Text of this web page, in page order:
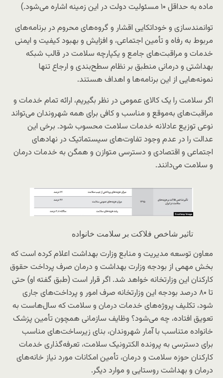
ماده به حداقل ۱۰ مسئولیت دولت در این زمینه اشاره می‌شود.)
توانمند‌سازی و خوداتکایی اقشار و گروه‌های محروم در برنامه‌های
مربوط به رفاه و تأمین اجتماعی، و افزایش و بهبود کیفیت و ایمنی
خدمات و مراقبت‌های جامع و یکپارچه سلامت در قالب شبکه‌
بهداشتی و درمانی منطبق بر نظام سطح‌بندی و ارجاع تنها
نمونه‌هایی از این برنامه‌ها و اهداف هستند.
اگر سلامت را یک کالای عمومی در نظر بگیریم، ارائه تمام خدمات و
مراقبت‌های به‌موقع و مناسب و کافی برای همه شهروندان می‌تواند
نوعی توزیع عادلانه خدمات سلامت محسوب شود. برخی این
عدالت را در عدم وجود تفاوت‌های سیستماتیک در نهادهای
اجتماعی و اقتصادی و دسترسی متوازن و همگن به خدمات درمان
و سلامت می‌دانند.
تاثیر شاخص فلاکت بر سلامت خانواده
معاون توسعه مدیریت و منابع وزارت بهداشت اعلام کرده است که
بخش مهمی از بودجه وزارت بهداشت و درمان صرف پرداخت حقوق
کارکنان این وزارتخانه خواهد شد. اگر قرار است (طبق گفته او) حتی
تا ۸۰ درصد بودجه این وزارتخانه صرف امور و پرداخت‌های جاری
شود، تکلیف پروژه‌های خدمات درمان و سلامت که سال‌هاست به
تعویق افتاده، چه می‌شود؟ وظایف سازمانی همچون تأمین پزشک
خانواده متناسب با آمار شهروندان، بنای زیرساخت‌های مناسب
برای دسترسی به پرونده الکترونیک سلامت، تعرفه‌گذاری خدمات
کارکنان حوزه سلامت و درمان، تأمین امکانات مورد نیاز خانه‌های
درمان و بهداشت روستایی و موارد دیگر.